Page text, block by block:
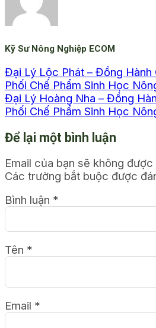
Kỹ Sư Nông Nghiệp ECOM
Đại Lý Lộc Phát – Đồng Hành
Phối Chế Phẩm Sinh Học
Đại Lý Hoàng Nha – Đồng
Phối Chế Phẩm Sinh Học
Để lại một bình luận
Email của bạn sẽ không
Các trường bắt buộc được
Bình luận *
Tên *
Email *